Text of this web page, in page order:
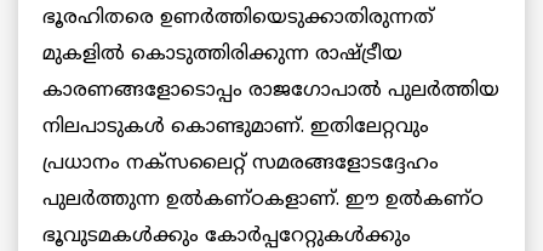
ഭൂരഹിതരെ ഉണര്‍ത്തിയെടുക്കാതിരുന്നത്
മുകളില്‍ കൊടുത്തിരിക്കുന്ന രാഷ്ട്രീയ
കാരണങ്ങളോടൊപ്പം രാജഗോപാല്‍ പുലര്‍ത്തിയ
നിലപാടുകള്‍ കൊണ്ടുമാണ്. ഇതിലേറ്റവും
പ്രധാനം നക്സലൈറ്റ് സമരങ്ങളോടദ്ദേഹം
പുലര്‍ത്തുന്ന ഉല്‍കണ്ഠകളാണ്. ഈ ഉല്‍കണ്ഠ
ഭൂവുടമകള്‍ക്കും കോര്‍പ്പറേറ്റുകള്‍ക്കും